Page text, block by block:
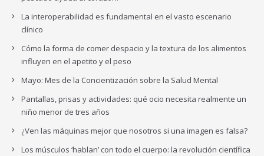
La interoperabilidad es fundamental en el vasto escenario
clínico
Cómo la forma de comer despacio y la textura de los alimentos
influyen en el apetito y el peso
Mayo: Mes de la Concientización sobre la Salud Mental
Pantallas, prisas y actividades: qué ocio necesita realmente un
niño menor de tres años
¿Ven las máquinas mejor que nosotros si una imagen es falsa?
Los músculos ‘hablan’ con todo el cuerpo: la revolución científica